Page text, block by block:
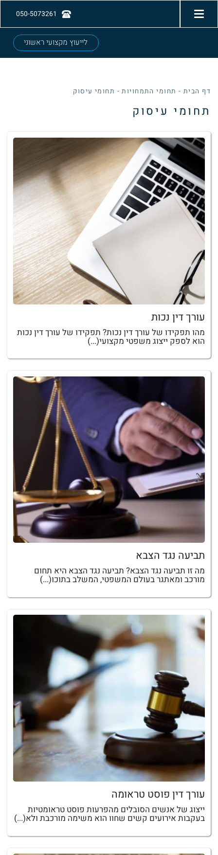
050-5073261
לייעוץ מקצועי ראשוני
דף הבית - תחומי התמחויות- תחומי עיסוק
תחומי עיסוק
עורך דין נכות
מהו תפקידו של עורך דין נכות? תפקידו של עורך דין נכות
הוא לספק ייצוג משפטי מקצועי(...)
תביעה נגד הצבא
מה זו תביעה נגד הצבא? תביעה נגד הצבא היא תחום
מורכב ומאתגר בעולם המשפטי, המשלב בתוכו(...)
עורך דין פוסט טראומה
ייצוג של אנשים הסובלים מהפרעות פוסט טראומטיות
בעקבות אירועים קשים שחוו הוא משימה מורכבת ולא(...)